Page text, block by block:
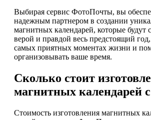
Выбирая сервис ФотоПочты, вы
надежным партнером в создании
магнитных календарей, которые будут
верой и правдой весь предстоящий
самых приятных моментах жизни и
организовывать ваше время.
Сколько стоит
магнитных календарей
Стоимость изготовления магнитных